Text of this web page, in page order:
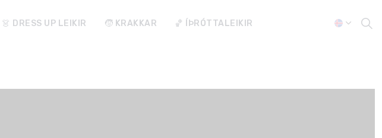
👗 DRESS UP LEIKIR 🧒 KRAKKAR 🏀 ÍÞRÓTTALEIKIR